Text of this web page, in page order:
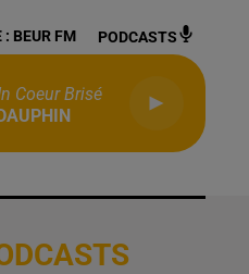
: BEUR FM PODCASTS
Coeur Brisé